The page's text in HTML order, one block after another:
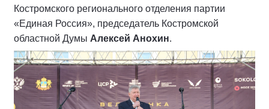
Костромского регионального отделения партии
«Единая Россия», председатель Костромской
областной Думы Алексей Анохин.